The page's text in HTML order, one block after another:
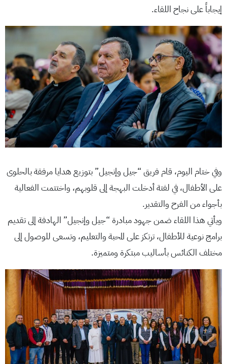
إيجاباً على نجاح اللقاء.
وفي ختام اليوم، قام فريق “جيل وإنجيل” بتوزيع هدايا مرفقة بالحلوى
على الأطفال، في لفتة أدخلت البهجة إلى قلوبهم، واختتمت الفعالية
بأجواء من الفرح والتقدير.
ويأتي هذا اللقاء ضمن جهود مبادرة “جيل وإنجيل” الهادفة إلى تقديم
برامج نوعية للأطفال، ترتكز على المحبة والتعليم، وتسعى للوصول إلى
مختلف الكنائس بأساليب مبتكرة ومتميزة.